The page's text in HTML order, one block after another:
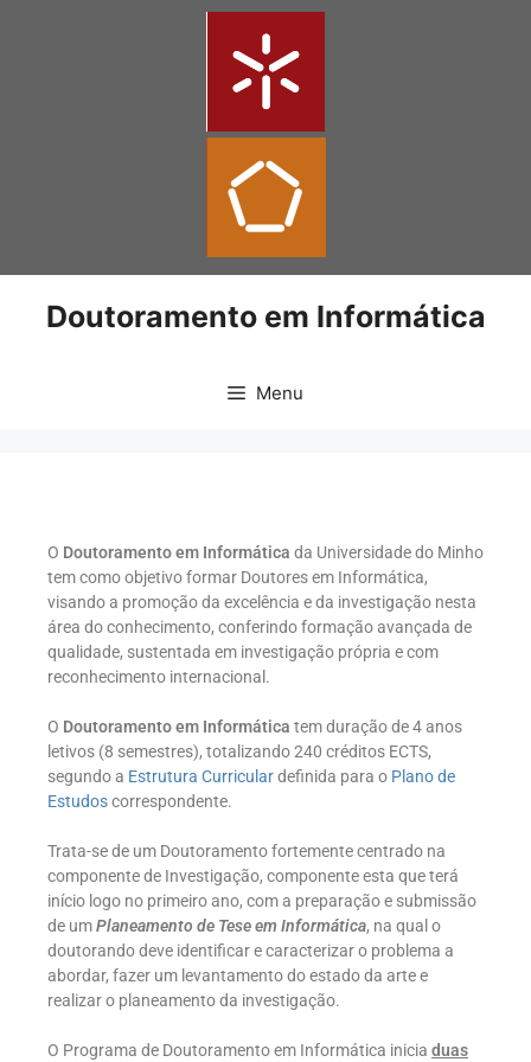
Doutoramento em Informática
Menu
O Doutoramento em Informática da Universidade do Minho
tem como objetivo formar Doutores em Informática,
visando a promoção da excelência e da investigação nesta
área do conhecimento, conferindo formação avançada de
qualidade, sustentada em investigação própria e com
reconhecimento internacional.
O Doutoramento em Informática tem duração de 4 anos
letivos (8 semestres), totalizando 240 créditos ECTS,
segundo a Estrutura Curriculardefinida para o Plano de
Estudoscorrespondente.
Trata-se de um Doutoramento fortemente centrado na
componente de Investigação, componente esta que terá
início logo no primeiro ano, com a preparação e submissão
de umPlaneamento de Tese em Informática, na qual o
doutorando deve identificar e caracterizar o problema a
abordar, fazer um levantamento do estado da arte e
realizar o planeamento da investigação.
O Programa de Doutoramento em Informática inicia duas